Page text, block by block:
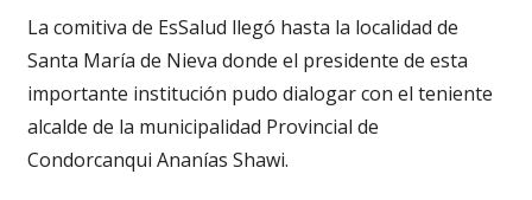
La comitiva de EsSalud llegó hasta la localidad de
Santa María de Nieva donde el presidente de esta
importante institución pudo dialogar con el teniente
alcalde de la municipalidad Provincial de
Condorcanqui Ananías Shawi.